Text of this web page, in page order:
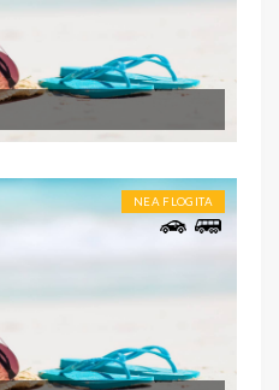
NEA FLOGITA